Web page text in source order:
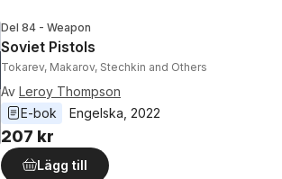
Del 84 - Weapon
Soviet Pistols
Tokarev, Makarov, Stechkin and Others
Av Leroy Thompson
E-bok
Engelska 2022
207 kr
Lägg till